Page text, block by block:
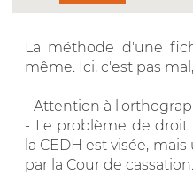
La méthode d'une
même. Ici, c'est pas
- Attention à
- Le problème de droit
la CEDH est visée,
par la Cour de cassation.